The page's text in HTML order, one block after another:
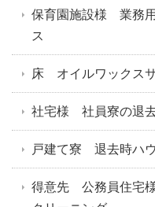
保育園施設様 業務
ス
床 オイルワックス
社宅様 社員寮の退
戸建て寮 退去時ハ
得意先 公務員住宅